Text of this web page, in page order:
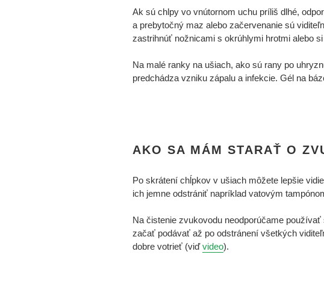
Ak sú chlpy vo vnútornom uchu príliš dlhé,
a prebytočný maz alebo začervenanie sú
zastrihnúť nožnicami s okrúhlymi hrotmi alebo
Na malé ranky na ušiach, ako sú rany po
predchádza vzniku zápalu a infekcie. Gél na
AKO SA MÁM STARAŤ O
Po skrátení chĺpkov v ušiach môžete lepšie
ich jemne odstrániť napríklad vatovým
Na čistenie zvukovodu neodporúčame
začať podávať až po odstránení všetkých
dobre votrieť (viď video).